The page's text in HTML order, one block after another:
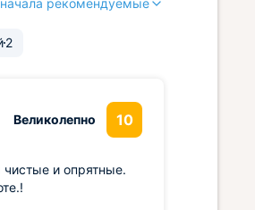
рекомендуемые
2
Великолепно 10
и опрятные.